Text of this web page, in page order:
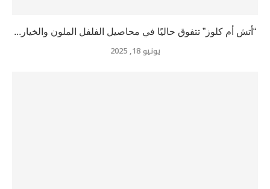
“أتش أم كلوز” تتفوق حاليًا في محاصيل الفلفل الملون والخيار...
يونيو 18, 2025